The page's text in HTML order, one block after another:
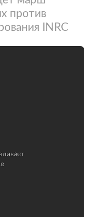
против
INRC